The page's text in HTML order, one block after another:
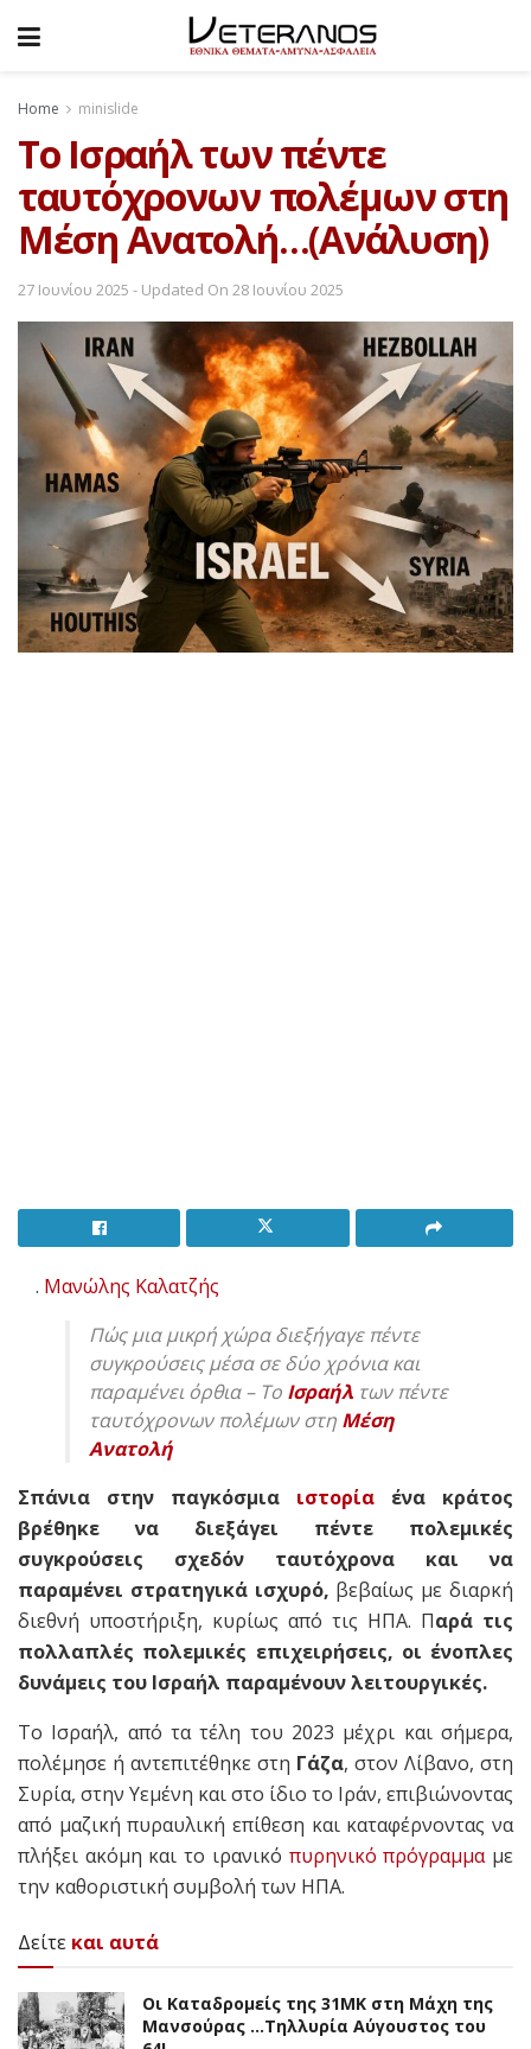
Home minislide
Το Ισραήλ των πέντε
ταυτόχρονων πολέμων στη
Μέση Ανατολή…(Ανάλυση)
27 Ιουνίου 2025 - Updated On 28 Ιουνίου 2025
. Μανώλης Καλατζής
Πώς μια μικρή χώρα διεξήγαγε πέντε
συγκρούσεις μέσα σε δύο χρόνια και
παραμένει όρθια – Το Ισραήλ των πέντε
ταυτόχρονων πολέμων στη Μέση
Ανατολή
Σπάνια στην παγκόσμια ιστορία ένα κράτος
βρέθηκε να διεξάγει πέντε πολεμικές
συγκρούσεις σχεδόν ταυτόχρονα και να
παραμένει στρατηγικά ισχυρό, βεβαίως με διαρκή
διεθνή υποστήριξη, κυρίως από τις ΗΠΑ. Παρά τις
πολλαπλές πολεμικές επιχειρήσεις, οι ένοπλες
δυνάμεις του Ισραήλ παραμένουν λειτουργικές.
Το Ισραήλ, από τα τέλη του 2023 μέχρι και σήμερα,
πολέμησε ή αντεπιτέθηκε στη Γάζα, στον Λίβανο, στη
Συρία, στην Υεμένη και στο ίδιο το Ιράν, επιβιώνοντας
από μαζική πυραυλική επίθεση και καταφέρνοντας να
πλήξει ακόμη και το ιρανικό πυρηνικό πρόγραμμαμε
την καθοριστική συμβολή των ΗΠΑ.
Δείτε και αυτά
Οι Καταδρομείς της 31ΜΚ στη Mάχη της
Μανσούρας …Τηλλυρία Αύγουστος του